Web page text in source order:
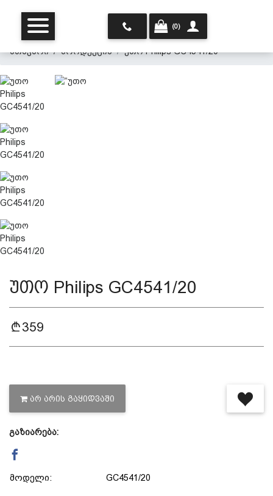
მთავარი
ჩვენ შესახებ
პროდუქცია
წესები და პირობები
დაბრუნება და გადაცვლის
პოლიტიკა
(0)
მთავარი პროდუქცია უთო Philips GC4541/20
უთო Philips GC4541/20
359
ᲐᲠ ᲐᲠᲘᲡ ᲒᲐᲧᲘᲓᲕᲐᲨᲘ
გაზიარება:
მოდელი: GC4541/20